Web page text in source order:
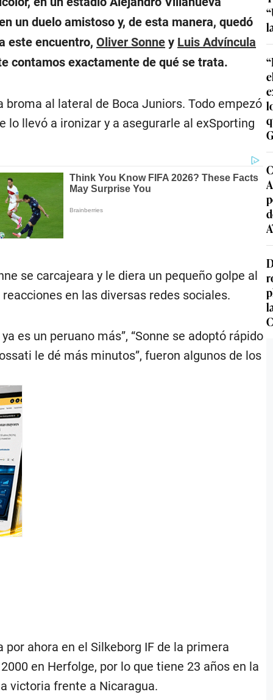
un duelo amistoso y, de esta manera, quedó
este encuentro,Oliver Sonne y Luis Advíncula
contamos exactamente de qué se trata.
broma al lateral de Boca Juniors. Todo empezó
llevó a ironizar y a asegurarle al exSporting
se carcajeara y le diera un pequeño golpe al
en las diversas redes sociales.
es un peruano más”, “Sonne se adoptó rápido
le dé más minutos”, fueron algunos de los
ahora en el Silkeborg IF de la primera
en Herfolge, por lo que tiene 23 años en la
victoria frente a Nicaragua.